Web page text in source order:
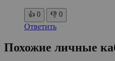
👍 0 👎 0
Ответить
Похожие личные